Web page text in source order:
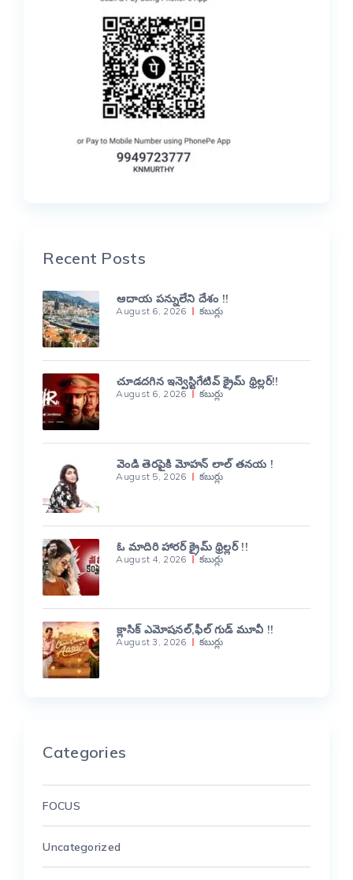
Recent Posts
ఆదాయ పన్నులేని దేశం !!
August 6, 2026 కబుర్లు
చూడదగిన ఇన్వెస్టిగేటివ్ క్రైమ్ థ్రిల్లర్!!
August 6, 2026 కబుర్లు
వెండి తెరపైకి మోహన్ లాల్ తనయ !
August 5, 2026 కబుర్లు
ఓ మాదిరి హారర్ క్రైమ్ థ్రిల్లర్ !!
August 4, 2026 కబుర్లు
క్లాసిక్ ఎమోషనల్,ఫీల్ గుడ్ మూవీ !!
August 3, 2026 కబుర్లు
Categories
FOCUS
Uncategorized